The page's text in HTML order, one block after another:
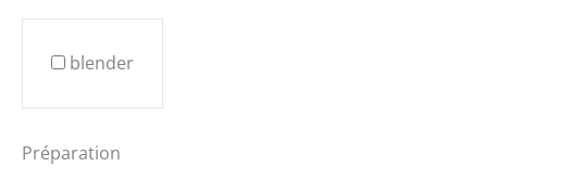
blender
Préparation